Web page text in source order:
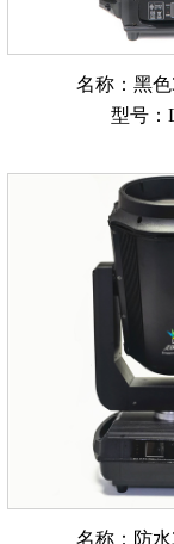
名称：黑
型号：
名称：防